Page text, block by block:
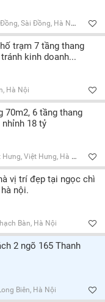
Sài Đồng, Hà Nội
trạm 7 tầng thang
kinh doanh...
Hà Nội
70m2, 6 tầng thang
18 tỷ
Việt Hưng, Hà Nội
vị trí đẹp tại ngọc chì
nội.
Bàn, Hà Nội
2 ngõ 165 Thanh
Biên, Hà Nội